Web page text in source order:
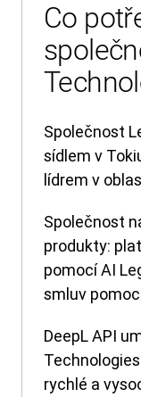
Co
Společnost
sídlem v
lídrem v
Společnost
produkty:
pomocí AI
smluv
DeepL API
rychlé a